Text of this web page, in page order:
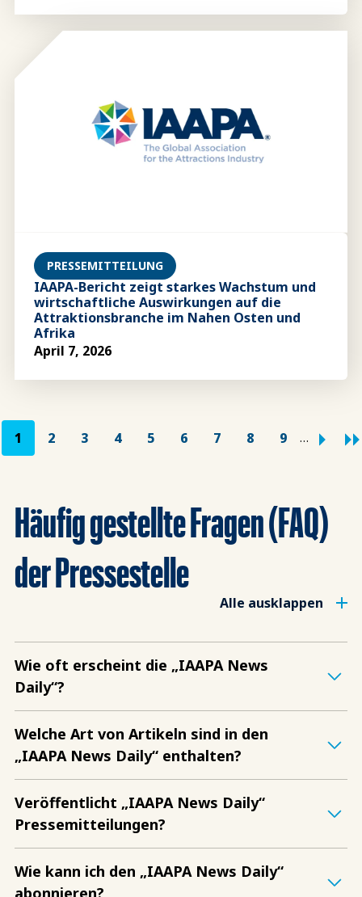
IAAPA-Bericht zeigt starkes Wachstum und
wirtschaftliche Auswirkungen auf die
Attraktionsbranche im Nahen Osten und
Afrika
PRESSEMITTEILUNG
April 7, 2026
Seitennummerierung
1 2 3 4 5 6 7 8 9 …
Häufig gestellte Fragen (FAQ)
der Pressestelle
Alle ausklappen
Wie oft erscheint die „IAAPA News
Daily“?
Welche Art von Artikeln sind in den
„IAAPA News Daily“ enthalten?
Veröffentlicht „IAAPA News Daily“
Pressemitteilungen?
Wie kann ich den „IAAPA News Daily“
abonnieren?